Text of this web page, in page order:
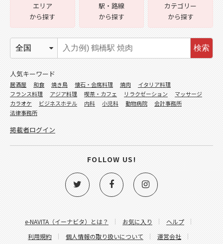
e-NAVITA（イーナビタ）とは？ お気に入り
ヘルプ
利用規約
個人情報の取り扱いについて
運営会社
エリア
から探す
駅・路線
から探す
カテゴリー
から探す
検索
人気キーワード
居酒屋 和食 焼き鳥 懐石・会席料理 焼肉
イタリア料理
フランス料理
アジア料理 喫茶・カフェ リラクゼーション
マッサージ
カラオケ
ビジネスホテル 内科 小児科 動物病院
会計事務所
法律事務所
掲載者ログイン
FOLLOW US!